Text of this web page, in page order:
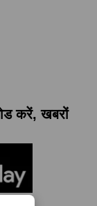
करें, खबरों